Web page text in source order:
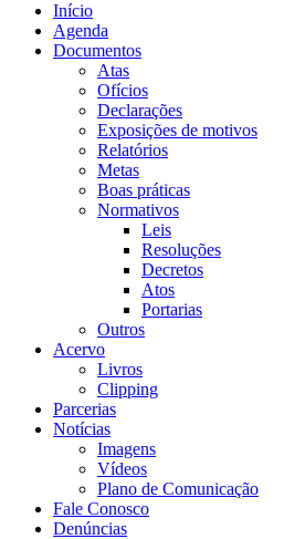
Início
Agenda
Documentos
Atas
Ofícios
Declarações
Exposições de motivos
Relatórios
Metas
Boas práticas
Normativos
Leis
Resoluções
Decretos
Atos
Portarias
Outros
Acervo
Livros
Clipping
Parcerias
Notícias
Imagens
Vídeos
Plano de Comunicação
Fale Conosco
Denúncias